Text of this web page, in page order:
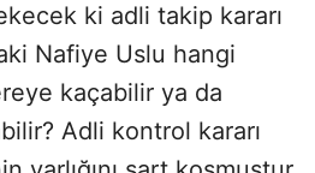
ki adli takip kararı
Nafiye Uslu hangi
kaçabilir ya da
Adli kontrol kararı